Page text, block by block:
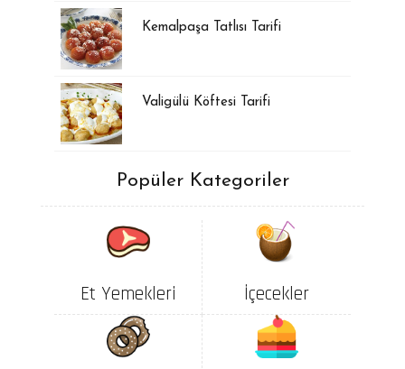
Kemalpaşa Tatlısı Tarifi
Valigülü Köftesi Tarifi
Popüler Kategoriler
Et Yemekleri İçecekler